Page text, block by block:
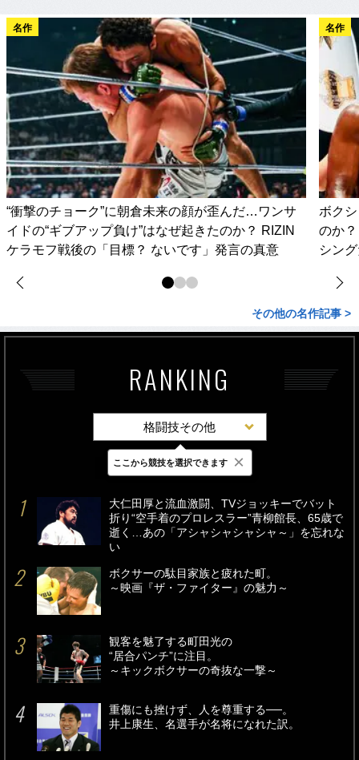
名作
“衝撃のチョーク”に朝倉未来の顔が歪んだ…ワンサ
イドの“ギブアップ負け”はなぜ起きたのか？ RIZIN
ケラモフ戦後の「目標？ ないです」発言の真意
名作
ボク
のか
シン
その他の名作記事 >
RANKING
格闘技その他
最新 24時間 週間
大仁田厚と流血激闘、TVジョッキーでバット
折り“空手着のプロレスラー”青柳館長、65歳で
逝く…あの「アシャシャシャシャ～」を忘れな
い
ボクサーの駄目家族と疲れた町。
～映画『ザ・ファイター』の魅力～
観客を魅了する町田光の
“居合パンチ”に注目。
～キックボクサーの奇抜な一撃～
重傷にも挫けず、人を尊重する──。
井上康生、名選手が名将になれた訳。
ここから競技を選択できます ×